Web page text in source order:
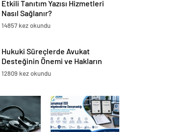
Nasıl Sağlanır?
14857 kez okundu
Desteğinin Önemi ve Hakların
Korunması
12809 kez okundu